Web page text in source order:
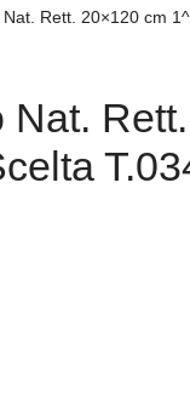
Rett. 20×120 cm
Nat. Rett.